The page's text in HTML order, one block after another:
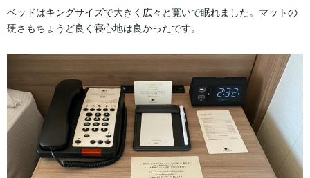
ベッドはキングサイズで大きく広々と寛いで眠れました。マットの
硬さもちょうど良く寝心地は良かったです。